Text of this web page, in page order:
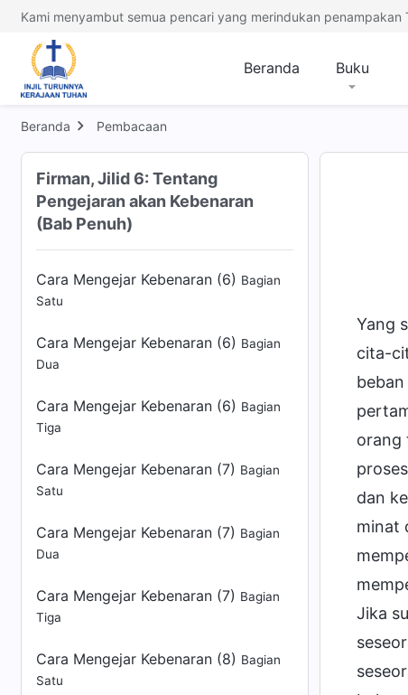
Kami menyambut semua pencari yang merindukan penampakan
Beranda Buku
Beranda Pembacaan
Firman, Jilid 6: Tentang
Pengejaran akan Kebenaran
(Bab Penuh)
Cara Mengejar Kebenaran (4)Bagian
Tiga
Cara Mengejar Kebenaran (5)
Cara Mengejar Kebenaran (5)Bagian
Dua
Cara Mengejar Kebenaran (5)
Cara Mengejar Kebenaran (6) Bagian
Satu
Cara Mengejar Kebenaran (6) Bagian
Dua
Cara Mengejar Kebenaran (6) Bagian
Tiga
Cara Mengejar Kebenaran (7) Bagian
Satu
Cara Mengejar Kebenaran (7) Bagian
Dua
Cara Mengejar Kebenaran (7) Bagian
Tiga
Cara Mengejar Kebenaran (8) Bagian
Satu
Yang
cita-
orang
dan
minat
Jika